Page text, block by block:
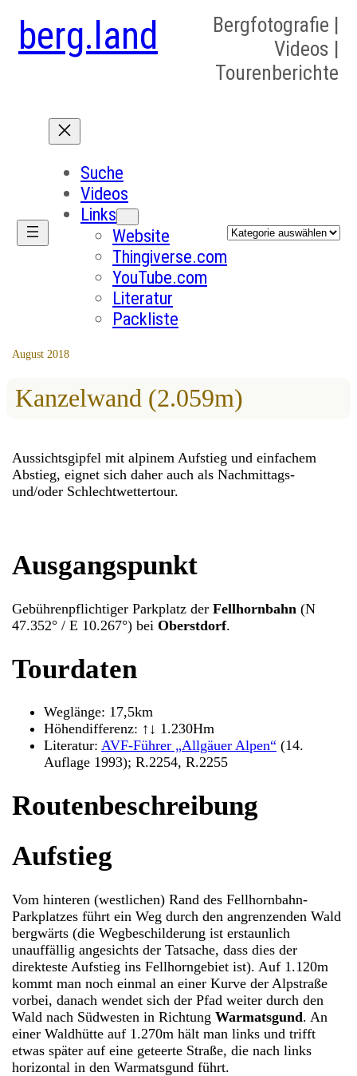
berg.land
Bergfotografie |
Videos |
Tourenberichte
Suche
Videos
Links
Website
Thingiverse.com
YouTube.com
Literatur
Packliste
Kategorien
August 2018
Kanzelwand (2.059m)
Aussichtsgipfel mit alpinem Aufstieg und einfachem
Abstieg, eignet sich daher auch als Nachmittags-
und/oder Schlechtwettertour.
Ausgangspunkt
Gebührenpflichtiger Parkplatz derFellhornbahn (N
47.352° / E 10.267°) beiOberstdorf.
Tourdaten
Weglänge: 17,5km
Höhendifferenz: ↑↓ 1.230Hm
Literatur:AVF-Führer „Allgäuer Alpen“ (14.
Auflage 1993); R.2254, R.2255
Routenbeschreibung
Aufstieg
Vom hinteren (westlichen) Rand des Fellhornbahn-
Parkplatzes führt ein Weg durch den angrenzenden Wald
bergwärts (die Wegbeschilderung ist erstaunlich
unauffällig angesichts der Tatsache, dass dies der
direkteste Aufstieg ins Fellhorngebiet ist). Auf 1.120m
kommt man noch einmal an einer Kurve der Alpstraße
vorbei, danach wendet sich der Pfad weiter durch den
Wald nach Südwesten in RichtungWarmatsgund. An
einer Waldhütte auf 1.270m hält man links und trifft
etwas später auf eine geteerte Straße, die nach links
horizontal in den Warmatsgund führt.